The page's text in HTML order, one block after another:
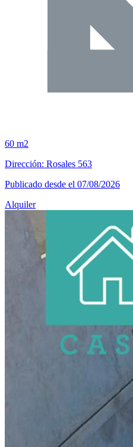
60 m2
Dirección: Rosales 563
Publicado desde el 07/08/2026
Alquiler